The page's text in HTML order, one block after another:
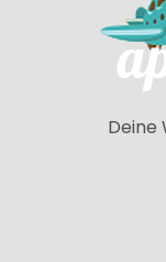
Deine